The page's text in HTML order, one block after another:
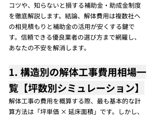
コツや、知らないと損する補助金・助成金制度
を徹底解説します。結論、解体費用は複数社へ
の相見積もりと補助金の活用が安くする鍵で
す。信頼できる優良業者の選び方まで網羅し、
あなたの不安を解消します。
1. 構造別の解体工事費用相場一
覧【坪数別シミュレーション】
解体工事の費用を概算する際、最も基本的な計
算方法は「坪単価 × 延床面積」です。しかし、